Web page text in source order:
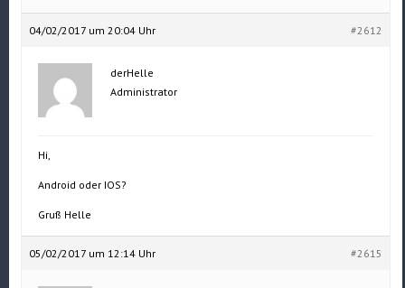
04/02/2017 um 20:04 Uhr #2612
derHelle
Administrator
Hi,
Android oder IOS?
Gruß Helle
05/02/2017 um 12:14 Uhr #2615